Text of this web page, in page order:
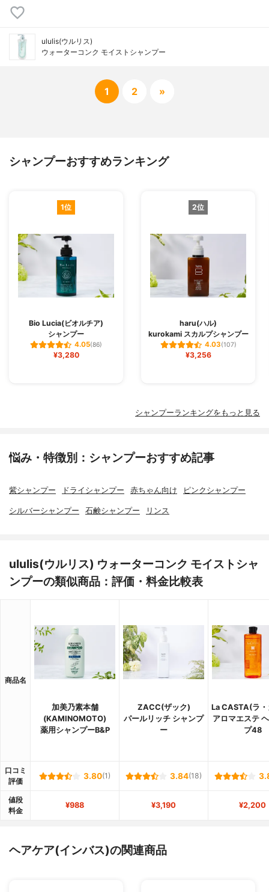
ululis(ウルリス)
ウォーターコンク モイストシャンプー
1 2 »
シャンプーおすすめランキング
1位
Bio Lucia(ビオルチア)
シャンプー
4.05(86)
¥3,280
2位
haru(ハル)
kurokami スカルプシャンプー
4.03(107)
¥3,256
シャンプーランキングをもっと見る
悩み・特徴別：シャンプーおすすめ記事
紫シャンプー ドライシャンプー 赤ちゃん向け ピンクシャンプー
シルバーシャンプー 石鹸シャンプー リンス
ululis(ウルリス) ウォーターコンク モイストシャ
ンプーの類似商品：評価・料金比較表
商品名
加美乃素本舗
(KAMINOMOTO)
薬用シャンプーB&P
ZACC(ザック)
パールリッチ シャンプ
ー
La CASTA(ラ
アロマエステ
プ48
口コミ
評価
3.80(1) 3.84(18)
値段
料金
¥988 ¥3,190 ¥2,200
ヘアケア(インバス)の関連商品